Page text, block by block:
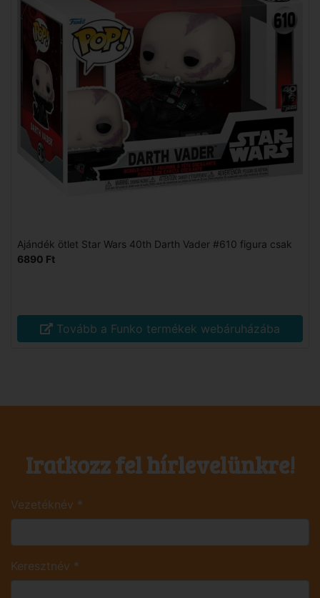
Ajándék ötlet Star Wars 40th Darth Vader #610 figura csak
6890 Ft
Tovább a Funko termékek webáruházába
Iratkozz fel hírlevelünkre!
Vezetéknév *
Keresztnév *